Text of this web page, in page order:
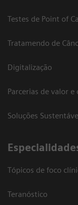
Testes de Point of
Tratamendo de
Digitalização
Parcerias de valor
Soluções
Tópicos de foco
Teranóstico